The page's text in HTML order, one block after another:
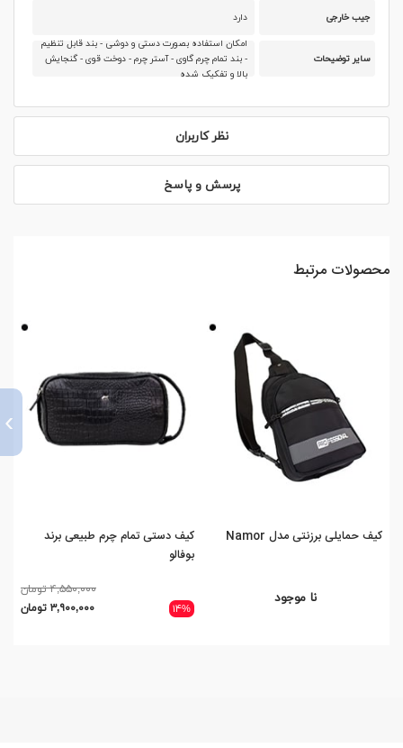
جیب خارجی دارد
سایر توضیحات
امکان استفاده بصورت دستی و دوشی - بند قابل تنظیم
- بند تمام چرم گاوی - آستر چرم - دوخت قوی - گنجایش
بالا و تفکیک شده
نظر کاربران
پرسش و پاسخ
محصولات مرتبط
کیف حمایلی برزنتی مدل Namor
نا موجود
کیف دستی تمام چرم طبیعی برند
بوفالو
۱۴%
۴,۵۵۰,۰۰۰ تومان
۳,۹۰۰,۰۰۰ تومان
›